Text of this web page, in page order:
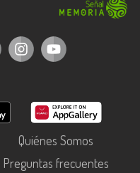
Quiénes Somos
Preguntas frecuentes